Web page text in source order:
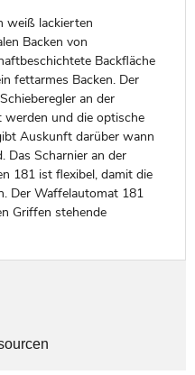
weiß lackierten
Backen von
Backfläche
fettarmes Backen. Der
an der
und die optische
Auskunft darüber wann
Das Scharnier an der
181 ist flexibel, damit die
Der Waffelautomat 181
Griffen stehende